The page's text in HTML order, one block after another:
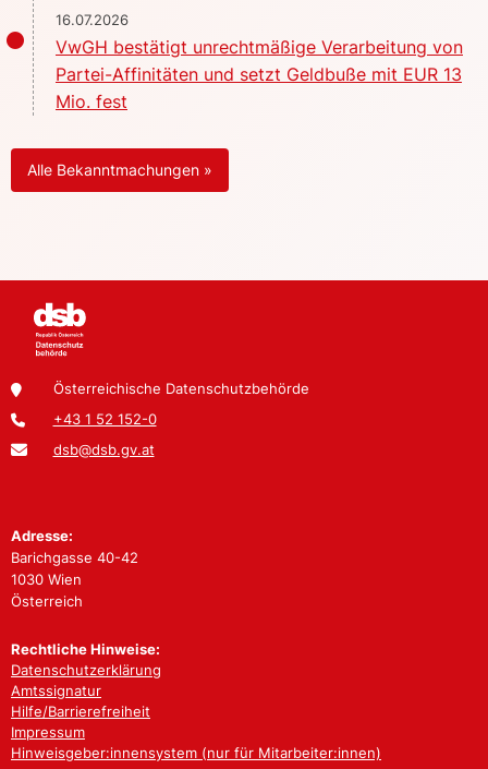
16.07.2026
VwGH bestätigt unrechtmäßige Verarbeitung von
Partei-Affinitäten und setzt Geldbuße mit EUR 13
Mio. fest
Alle Bekanntmachungen »
Österreichische Datenschutzbehörde
+43 1 52 152-0
dsb@dsb.gv.at
Adresse:
Barichgasse 40-42
1030 Wien
Österreich
Rechtliche Hinweise:
Datenschutzerklärung
Amtssignatur
Hilfe/Barrierefreiheit
Impressum
Hinweisgeber:innensystem (nur für Mitarbeiter:innen)